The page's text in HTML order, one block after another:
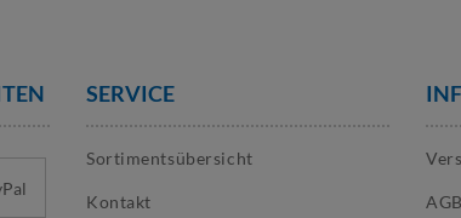
SERVICE
Sortimentsübersicht
Kontakt AGB